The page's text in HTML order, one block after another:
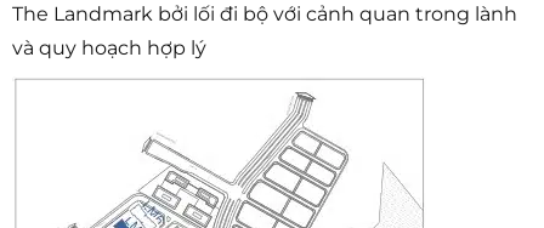
The Landmark bởi lối đi bộ với cảnh quan trong lành
và quy hoạch hợp lý